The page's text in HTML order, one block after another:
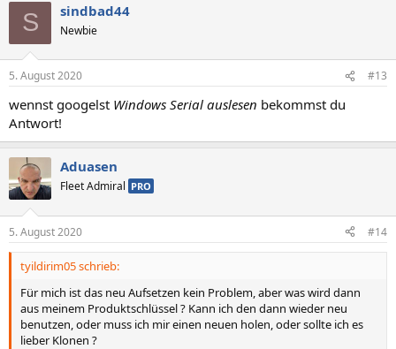
S sindbad44
Newbie
5. August 2020 #13
wennst googelst Windows Serial auslesen bekommst du
Antwort!
Aduasen
Fleet Admiral PRO
5. August 2020 #14
tyildirim05 schrieb:
Für mich ist das neu Aufsetzen kein Problem, aber was wird dann
aus meinem Produktschlüssel ? Kann ich den dann wieder neu
benutzen, oder muss ich mir einen neuen holen, oder sollte ich es
lieber Klonen ?